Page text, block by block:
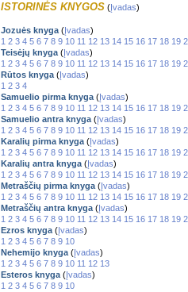
ISTORINĖS KNYGOS ( Įvadas)
Jozuės knyga ( Įvadas)
1 2 3 4 5 6 7 8 9 10 11 12 13 14 15 16 17 18 19
Teisėjų knyga ( Įvadas)
1 2 3 4 5 6 7 8 9 10 11 12 13 14 15 16 17 18 19
Rūtos knyga ( Įvadas)
1 2 3 4
Samuelio pirma knyga ( Įvadas)
1 2 3 4 5 6 7 8 9 10 11 12 13 14 15 16 17 18 19
Samuelio antra knyga ( Įvadas)
1 2 3 4 5 6 7 8 9 10 11 12 13 14 15 16 17 18 19
Karalių pirma knyga ( Įvadas)
1 2 3 4 5 6 7 8 9 10 11 12 13 14 15 16 17 18 19
Karalių antra knyga ( Įvadas)
1 2 3 4 5 6 7 8 9 10 11 12 13 14 15 16 17 18 19
Metraščių pirma knyga ( Įvadas)
1 2 3 4 5 6 7 8 9 10 11 12 13 14 15 16 17 18 19
Metraščių antra knyga ( Įvadas)
1 2 3 4 5 6 7 8 9 10 11 12 13 14 15 16 17 18 19
Ezros knyga ( Įvadas)
1 2 3 4 5 6 7 8 9 10
Nehemijo knyga ( Įvadas)
1 2 3 4 5 6 7 8 9 10 11 12 13
Esteros knyga ( Įvadas)
1 2 3 4 5 6 7 8 9 10